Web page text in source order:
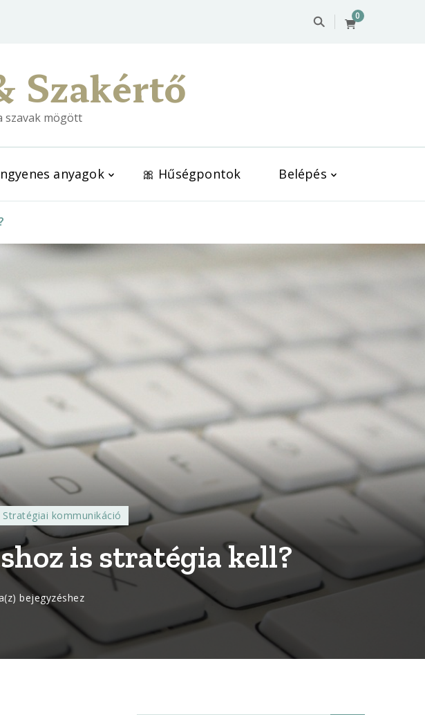
0
Szakértő
szavak mögött
anyagok 🎀 Hűségpontok Belépés
Stratégiai kommunikáció
is stratégia kell?
Mi
bejegyzéshez